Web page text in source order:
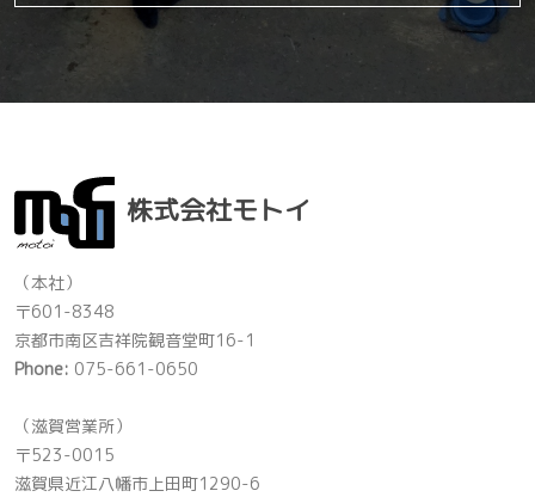
株式会社モトイ
（本社）
〒601-8348
京都市南区吉祥院観音堂町16-1
Phone: 075-661-0650
（滋賀営業所）
〒523-0015
滋賀県近江八幡市上田町1290-6